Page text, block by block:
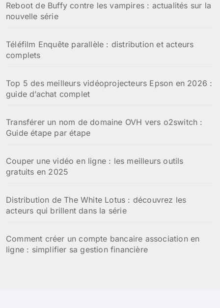
Reboot de Buffy contre les vampires : actualités sur la
nouvelle série
Téléfilm Enquête parallèle : distribution et acteurs
complets
Top 5 des meilleurs vidéoprojecteurs Epson en 2026 :
guide d’achat complet
Transférer un nom de domaine OVH vers o2switch :
Guide étape par étape
Couper une vidéo en ligne : les meilleurs outils
gratuits en 2025
Distribution de The White Lotus : découvrez les
acteurs qui brillent dans la série
Comment créer un compte bancaire association en
ligne : simplifier sa gestion financière